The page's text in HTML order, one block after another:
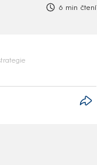
6 min čtení